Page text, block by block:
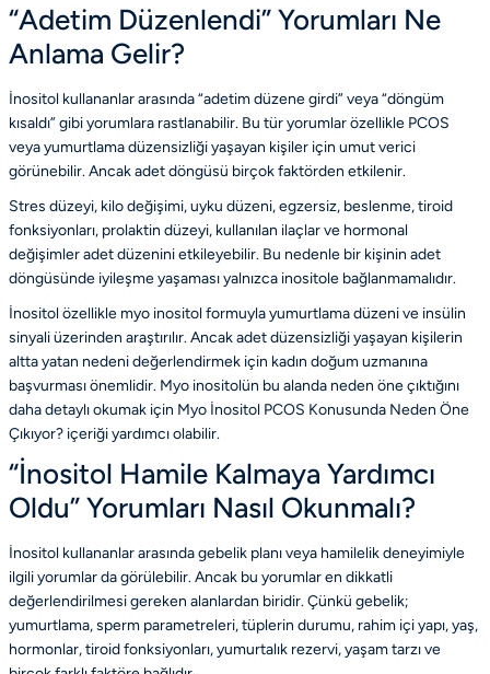
“Adetim Düzenlendi” Yorumları Ne
Anlama Gelir?
İnositol kullananlar arasında “adetim düzene girdi” veya “döngüm
kısaldı” gibi yorumlara rastlanabilir. Bu tür yorumlar özellikle PCOS
veya yumurtlama düzensizliği yaşayan kişiler için umut verici
görünebilir. Ancak adet döngüsü birçok faktörden etkilenir.
Stres düzeyi, kilo değişimi, uyku düzeni, egzersiz, beslenme, tiroid
fonksiyonları, prolaktin düzeyi, kullanılan ilaçlar ve hormonal
değişimler adet düzenini etkileyebilir. Bu nedenle bir kişinin adet
döngüsünde iyileşme yaşaması yalnızca inositole bağlanmamalıdır.
İnositol özellikle myo inositol formuyla yumurtlama düzeni ve insülin
sinyali üzerinden araştırılır. Ancak adet düzensizliği yaşayan kişilerin
altta yatan nedeni değerlendirmek için kadın doğum uzmanına
başvurması önemlidir. Myo inositolün bu alanda neden öne çıktığını
daha detaylı okumak için Myo İnositol PCOS Konusunda Neden Öne
Çıkıyor? içeriği yardımcı olabilir.
“İnositol Hamile Kalmaya Yardımcı
Oldu” Yorumları Nasıl Okunmalı?
İnositol kullananlar arasında gebelik planı veya hamilelik deneyimiyle
ilgili yorumlar da görülebilir. Ancak bu yorumlar en dikkatli
değerlendirilmesi gereken alanlardan biridir. Çünkü gebelik;
yumurtlama, sperm parametreleri, tüplerin durumu, rahim içi yapı, yaş,
hormonlar, tiroid fonksiyonları, yumurtalık rezervi, yaşam tarzı ve